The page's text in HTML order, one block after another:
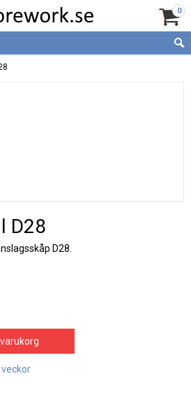
0
D28
D28.
varukorg
veckor